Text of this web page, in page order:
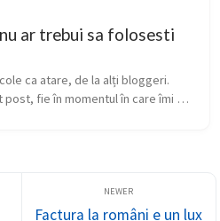
ar trebui sa folosesti
ca atare, de la alți bloggeri.
fie în momentul în care îmi
Factura la români e un lux